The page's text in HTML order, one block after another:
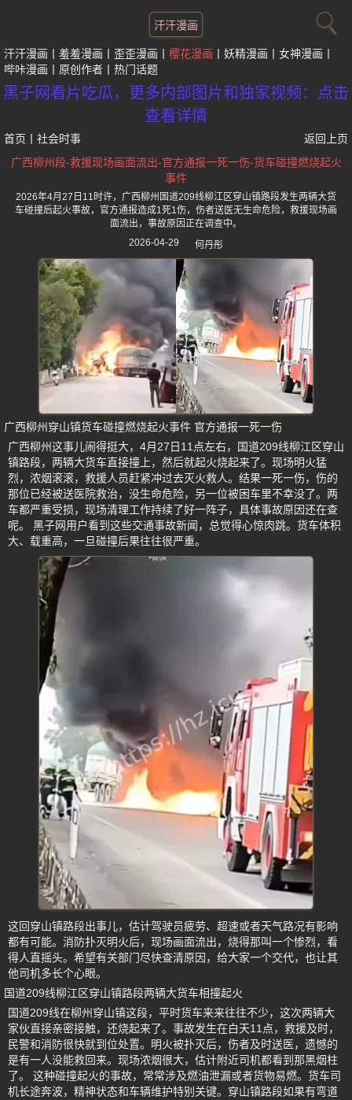
汗汗漫画
汗汗漫画 羞羞漫画 歪歪漫画 樱花漫画 妖精漫画
女神漫画
哔咔漫画
原创作者 热门话题
黑子网看片吃瓜，更多内部图片和独家视频：点击
查看详情
首页 社会时事
返回上页
广西柳州段-救援现场画面流出-官方通报一死一伤-货车碰撞燃烧起火
事件
2026年4月27日11时许，广西柳州国道209线柳江区穿山镇路段发生两辆大货
车碰撞后起火事故，官方通报造成1死1伤，伤者送医无生命危险，救援现场画
面流出，事故原因正在调查中。
2026-04-29
何丹彤
广西柳州穿山镇货车碰撞燃烧起火事件 官方通报一死一伤
广西柳州这事儿闹得挺大，4月27日11点左右，国道209线柳江区穿山
镇路段，两辆大货车直接撞上，然后就起火烧起来了。现场明火猛
烈，浓烟滚滚，救援人员赶紧冲过去灭火救人。结果一死一伤，伤的
那位已经被送医院救治，没生命危险，另一位被困车里不幸没了。两
车都严重受损，现场清理工作持续了好一阵子，具体事故原因还在查
呢。 黑子网用户看到这些交通事故新闻，总觉得心惊肉跳。货车体积
大、载重高，一旦碰撞后果往往很严重。
这回穿山镇路段出事儿，估计驾驶员疲劳、超速或者天气路况有影响
都有可能。消防扑灭明火后，现场画面流出，烧得那叫一个惨烈，看
得人直摇头。希望有关部门尽快查清原因，给大家一个交代，也让其
他司机多长个心眼。
国道209线柳江区穿山镇路段两辆大货车相撞起火
国道209线在柳州穿山镇这段，平时货车来来往往不少，这次两辆大
家伙直接亲密接触，还烧起来了。事故发生在白天11点，救援及时，
民警和消防很快就到位处置。明火被扑灭后，伤者及时送医，遗憾的
是有一人没能救回来。现场浓烟很大，估计附近司机都看到那黑烟柱
了。 这种碰撞起火的事故，常常涉及燃油泄漏或者货物易燃。货车司
机长途奔波，精神状态和车辆维护特别关键。穿山镇路段如果有弯道